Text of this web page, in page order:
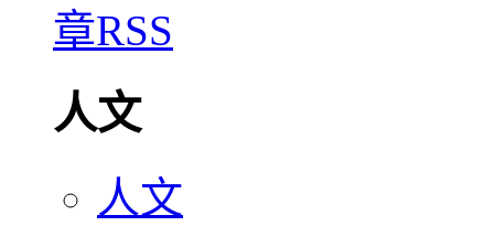
人文
人文